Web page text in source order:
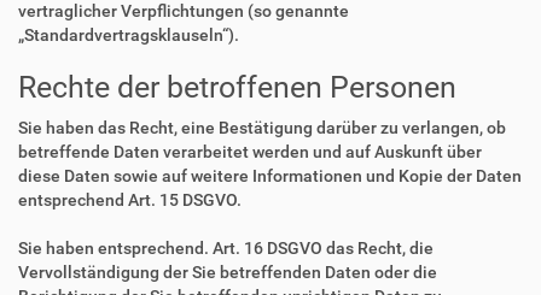
vertraglicher Verpflichtungen (so genannte
„Standardvertragsklauseln“).
Rechte der betroffenen Personen
Sie haben das Recht, eine Bestätigung darüber zu verlangen, ob
betreffende Daten verarbeitet werden und auf Auskunft über
diese Daten sowie auf weitere Informationen und Kopie der Daten
entsprechend Art. 15 DSGVO.
Sie haben entsprechend. Art. 16 DSGVO das Recht, die
Vervollständigung der Sie betreffenden Daten oder die